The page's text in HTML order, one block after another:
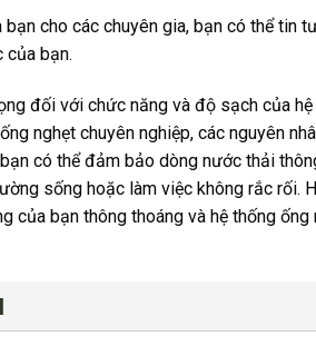
cho các chuyên gia, bạn có thể tin
của bạn.
đối với chức năng và độ sạch của
nghẹt chuyên nghiệp, các nguyên
có thể đảm bảo dòng nước thải
sống hoặc làm việc không rắc rối.
của bạn thông thoáng và hệ thống